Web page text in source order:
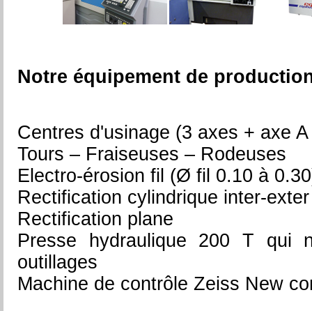
Notre équipement de
Centres d'usinage (3 axes + axe
Tours – Fraiseuses – Rodeuses
Electro-érosion fil (Ø fil 0.10 à
Rectification cylindrique inter-exter
Rectification plane
Presse hydraulique 200 T qui
outillages
Machine de contrôle Zeiss New